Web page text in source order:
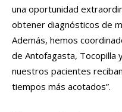
una oportunidad
obtener diagnósticos de
Además, hemos
de Antofagasta, Tocopilla
nuestros pacientes
tiempos más acotados”.